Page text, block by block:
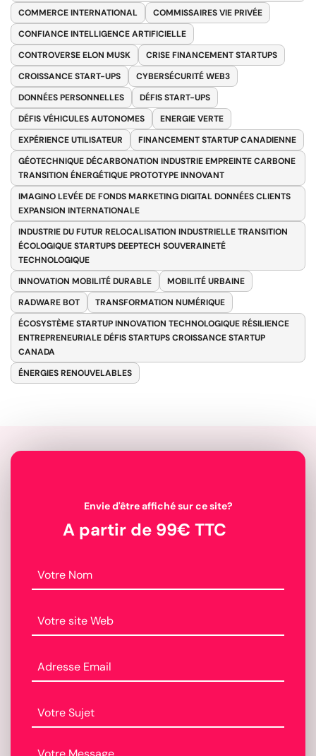
COMMERCE INTERNATIONAL
COMMISSAIRES VIE PRIVÉE
CONFIANCE INTELLIGENCE ARTIFICIELLE
CONTROVERSE ELON MUSK
CRISE FINANCEMENT STARTUPS
CROISSANCE START-UPS
CYBERSÉCURITÉ WEB3
DONNÉES PERSONNELLES
DÉFIS START-UPS
DÉFIS VÉHICULES AUTONOMES
ENERGIE VERTE
EXPÉRIENCE UTILISATEUR
FINANCEMENT STARTUP CANADIENNE
GÉOTECHNIQUE DÉCARBONATION INDUSTRIE EMPREINTE CARBONE
TRANSITION ÉNERGÉTIQUE PROTOTYPE INNOVANT
IMAGINO LEVÉE DE FONDS MARKETING DIGITAL DONNÉES CLIENTS
EXPANSION INTERNATIONALE
INDUSTRIE DU FUTUR RELOCALISATION INDUSTRIELLE TRANSITION
ÉCOLOGIQUE STARTUPS DEEPTECH SOUVERAINETÉ
TECHNOLOGIQUE
INNOVATION MOBILITÉ DURABLE
MOBILITÉ URBAINE
RADWARE BOT
TRANSFORMATION NUMÉRIQUE
ÉCOSYSTÈME STARTUP INNOVATION TECHNOLOGIQUE RÉSILIENCE
ENTREPRENEURIALE DÉFIS STARTUPS CROISSANCE STARTUP
CANADA
ÉNERGIES RENOUVELABLES
Envie d'être affiché sur ce site?
A partir de 99€ TTC